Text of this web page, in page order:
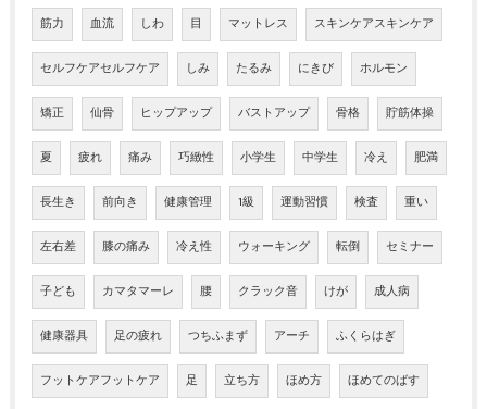
筋力 血流 しわ 目 マットレス スキンケアスキンケア
セルフケアセルフケア しみ たるみ にきび ホルモン
矯正 仙骨 ヒップアップ バストアップ 骨格 貯筋体操
夏 疲れ 痛み 巧緻性 小学生 中学生 冷え 肥満
長生き 前向き 健康管理 1級 運動習慣 検査 重い
左右差 膝の痛み 冷え性 ウォーキング 転倒 セミナー
子ども カマタマーレ 腰 クラック音 けが 成人病
健康器具 足の疲れ つちふまず アーチ ふくらはぎ
フットケアフットケア 足 立ち方 ほめ方 ほめてのばす